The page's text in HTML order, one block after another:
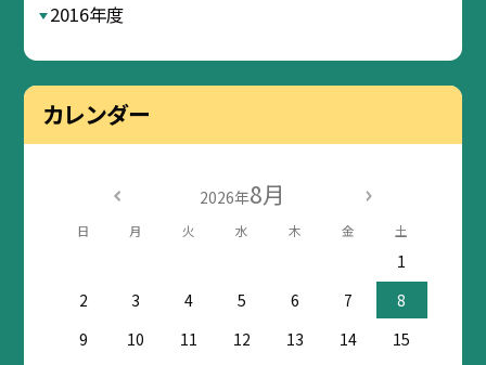
2016年度
カレンダー
2026年8月
日 月 火 水 木 金 土
1
2
3 4 5 6 7
8
9
10 11 12 13 14
15